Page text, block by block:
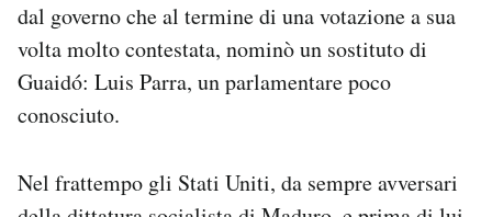
dal governo che al termine di una votazione a sua
volta molto contestata, nominò un sostituto di
Guaidó: Luis Parra, un parlamentare poco
conosciuto.
Nel frattempo gli Stati Uniti, da sempre avversari